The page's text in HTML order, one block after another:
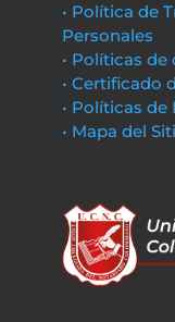
• Política de
Personales
• Políticas
• Certificado
• Políticas
• Mapa del